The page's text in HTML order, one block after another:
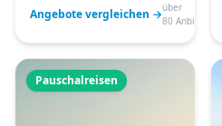
Angebote vergleichen →über
80 Anbieter
Pauschalreisen